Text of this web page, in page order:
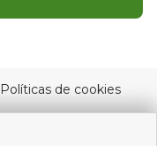
Políticas de cookies